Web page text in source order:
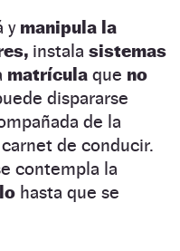
y manipula la
instala sistemas
matrícula que no
dispararse
de la
de conducir.
contempla la
hasta que se